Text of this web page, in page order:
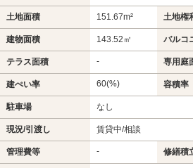
土地面積 151.67m² 土地権
建物面積 143.52㎡ バルコ
テラス面積 - 専用庭
建ぺい率 60(%) 容積率
駐車場 なし
現況/引渡し 賃貸中/相談
管理費等 - 修繕積